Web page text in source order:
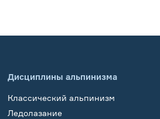
Дисциплины альпинизма
Классический альпинизм
Ледолазание